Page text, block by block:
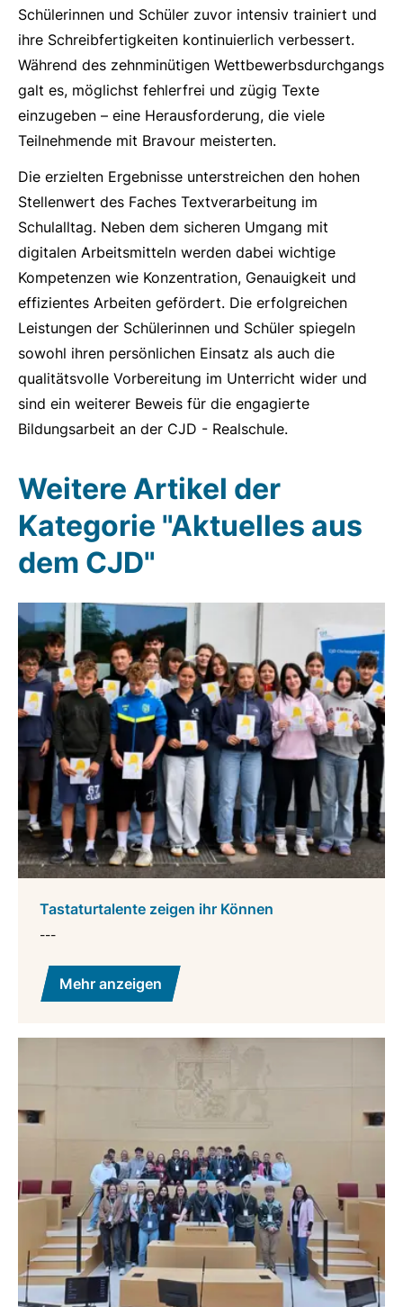
Schülerinnen und Schüler zuvor intensiv trainiert und
ihre Schreibfertigkeiten kontinuierlich verbessert.
Während des zehnminütigen Wettbewerbsdurchgangs
galt es, möglichst fehlerfrei und zügig Texte
einzugeben – eine Herausforderung, die viele
Teilnehmende mit Bravour meisterten.
Die erzielten Ergebnisse unterstreichen den hohen
Stellenwert des Faches Textverarbeitung im
Schulalltag. Neben dem sicheren Umgang mit
digitalen Arbeitsmitteln werden dabei wichtige
Kompetenzen wie Konzentration, Genauigkeit und
effizientes Arbeiten gefördert. Die erfolgreichen
Leistungen der Schülerinnen und Schüler spiegeln
sowohl ihren persönlichen Einsatz als auch die
qualitätsvolle Vorbereitung im Unterricht wider und
sind ein weiterer Beweis für die engagierte
Bildungsarbeit an der CJD - Realschule.
Weitere Artikel der
Kategorie "Aktuelles aus
dem CJD"
Tastaturtalente zeigen ihr Können
---
Mehr anzeigen